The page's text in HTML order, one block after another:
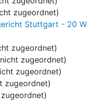
in Bezug auf die
den dort angenommenen
zur Ewigen Rente im
14.8.2017. Hinterfragt werden
letzten Bilanzstichtag noch
in die Planung durch deren
Einzelansätzen korrigiert
fehle.
zugeordnet)
Stuttgart - 20 W
zugeordnet)
zugeordnet)
zugeordnet)
zugeordnet)